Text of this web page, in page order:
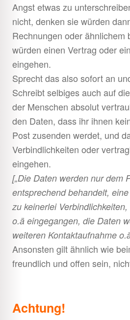
Angst etwas zu
nicht, denken sie würden
Rechnungen oder ähnlichem
würden einen Vertrag oder
eingehen.
Sprecht das also sofort an
Schreibt selbiges auch auf
der Menschen absolut
den Daten, dass ihr ihnen
Post zusenden werdet, und
Verbindlichkeiten oder
eingehen.
[„Die Daten werden nur dem
entsprechend behandelt,
zu keinerlei
o.ä eingegangen, die Daten
weiteren Kontaktaufnahme
Ansonsten gilt ähnlich wie
freundlich und offen sein,
Achtung!